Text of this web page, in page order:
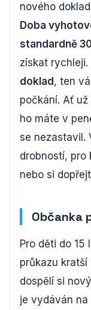
nového
Doba
standardně
získat
doklad , ten
počkání. Ať
ho máte v
se nezastavil.
drobností, pro
nebo si
Občanka
Pro děti do
průkazu
dospělí si
je vydáván